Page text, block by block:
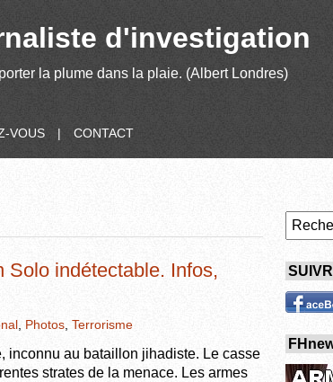
d'investigation
la plume dans la plaie. (Albert Londres)
VOUS | CONTACT
Solo indétectable. Infos,
Photos Terrorisme
inconnu au bataillon jihadiste. Le casse
strates de la menace. Les armes